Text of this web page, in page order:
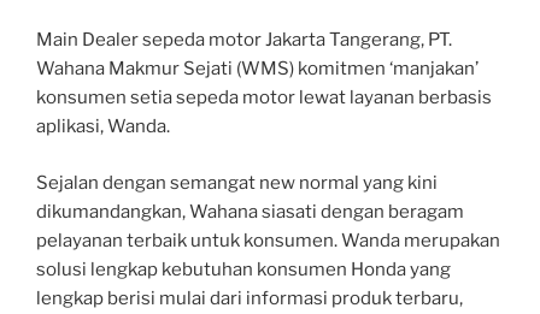
Main Dealer sepeda motor Jakarta Tangerang, PT.
Wahana Makmur Sejati (WMS) komitmen ‘manjakan’
konsumen setia sepeda motor lewat layanan berbasis
aplikasi, Wanda.
Sejalan dengan semangat new normal yang kini
dikumandangkan, Wahana siasati dengan beragam
pelayanan terbaik untuk konsumen. Wanda merupakan
solusi lengkap kebutuhan konsumen Honda yang
lengkap berisi mulai dari informasi produk terbaru,